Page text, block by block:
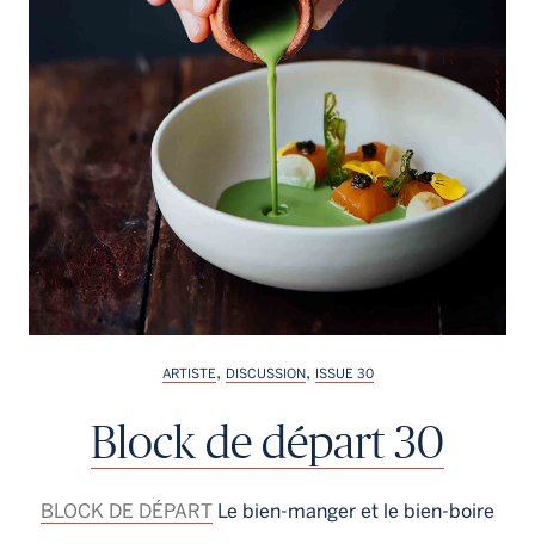
ARTISTE, DISCUSSION, ISSUE 30
Block de départ 30
BLOCK DE DÉPART Le bien-manger et le bien-boire